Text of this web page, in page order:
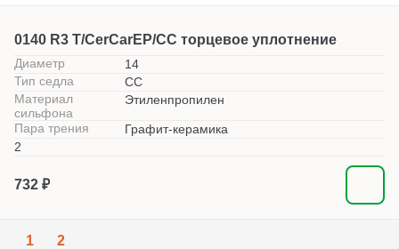
0140 R3 T/CerCarEP/CC торцевое уплотнение
Диаметр
14
Тип седла
СС
Материал
сильфона
Этиленпропилен
Пара трения
Графит-керамика
2
732 ₽
1 2